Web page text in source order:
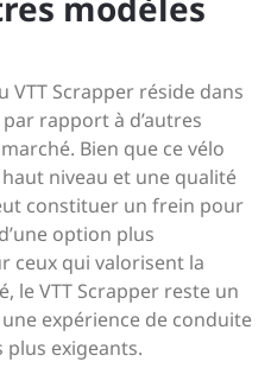
VTT Scrapper réside dans
rapport à d’autres
Bien que ce vélo
niveau et une qualité
constituer un frein pour
option plus
ceux qui valorisent la
le VTT Scrapper reste un
expérience de conduite
plus exigeants.